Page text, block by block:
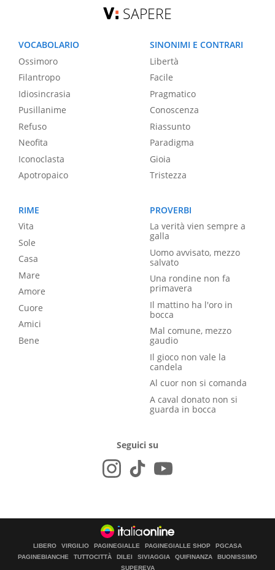
SAPERE
VOCABOLARIO
Ossimoro
Filantropo
Idiosincrasia
Pusillanime
Refuso
Neofita
Iconoclasta
Apotropaico
SINONIMI E CONTRARI
Libertà
Facile
Pragmatico
Conoscenza
Riassunto
Paradigma
Gioia
Tristezza
RIME
Vita
Sole
Casa
Mare
Amore
Cuore
Amici
Bene
PROVERBI
La verità vien sempre a
galla
Uomo avvisato, mezzo
salvato
Una rondine non fa
primavera
Il mattino ha l'oro in
bocca
Mal comune, mezzo
gaudio
Il gioco non vale la
candela
Al cuor non si comanda
A caval donato non si
guarda in bocca
Seguici su
LIBERO VIRGILIO PAGINEGIALLE PAGINEGIALLE SHOP
PGCASA
PAGINEBIANCHE
TUTTOCITTÀ DILEI SIVIAGGIA QUIFINANZA
BUONISSIMO
SUPEREVA